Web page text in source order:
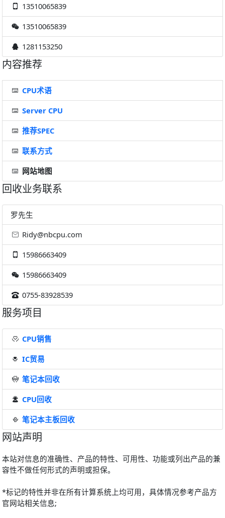
13510065839
13510065839
1281153250
内容推荐
CPU术语
Server CPU
推荐SPEC
联系方式
网站地图
回收业务联系
罗先生
Ridy@nbcpu.com
15986663409
15986663409
0755-83928539
服务项目
CPU销售
IC贸易
笔记本回收
CPU回收
笔记本主板回收
网站声明
本站对信息的准确性、产品的特性、可用性、功能或列出产品的兼
容性不做任何形式的声明或担保。
*标记的特性并非在所有计算系统上均可用，具体情况参考产品方
官网站相关信息;